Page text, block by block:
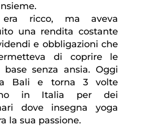
ricco, ma aveva
una rendita costante
e obbligazioni che
di coprire le
base senza ansia. Oggi
Bali e torna 3 volte
in Italia per dei
dove insegna yoga
la sua passione.